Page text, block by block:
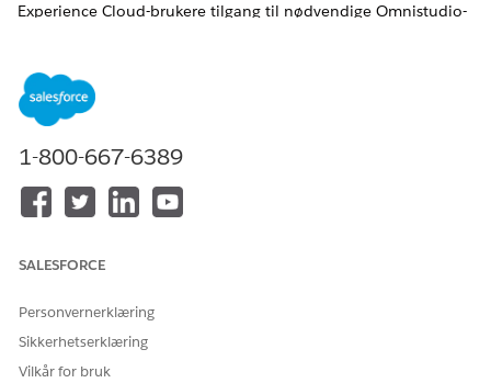
Experience Cloud-brukere tilgang til nødvendige Omnistudio-
Cloud-bruker
Klargjøringstilgang for Experience Cloud-brukere som
Omnistudio-komponenter.
Opprette en profil for en Omnistudio Experience Cloud-
bruker
trenger tilgang til OmniStudio-komponenter.
HJALP DENNE ARTIKKELEN MED Å LØSE PROBLEMET DITT?
1-800-667-6389
SALESFORCE
Personvernerklæring
Sikkerhetserklæring
Vilkår for bruk